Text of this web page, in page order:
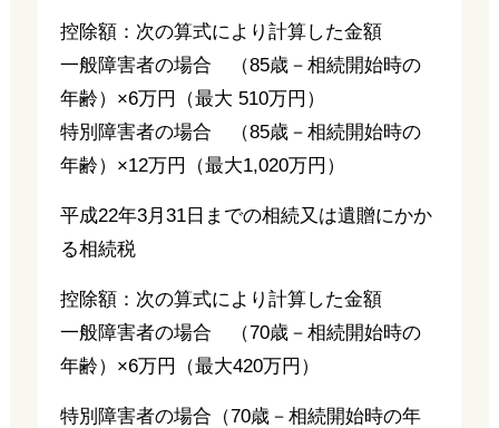
控除額：次の算式により計算した金額
一般障害者の場合 （85歳－相続開始時の
年齢）×6万円（最大 510万円）
特別障害者の場合 （85歳－相続開始時の
年齢）×12万円（最大1,020万円）
平成22年3月31日までの相続又は遺贈にかか
る相続税
控除額：次の算式により計算した金額
一般障害者の場合 （70歳－相続開始時の
年齢）×6万円（最大420万円）
特別障害者の場合（70歳－相続開始時の年